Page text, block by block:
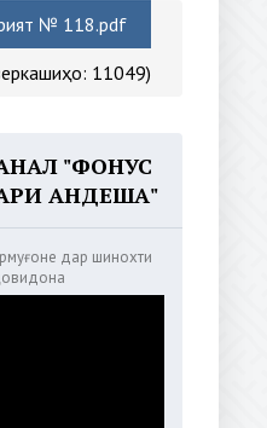
№ 118.pdf
11049)
"ФОНУС
АНДЕША"
дар шинохти